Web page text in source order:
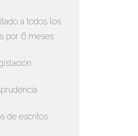
a todos los
por 6 meses
de escritos